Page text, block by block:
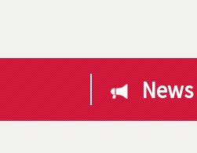
News